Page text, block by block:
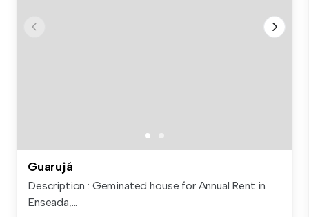
Guarujá
Description : Geminated house for Annual Rent in
Enseada,...